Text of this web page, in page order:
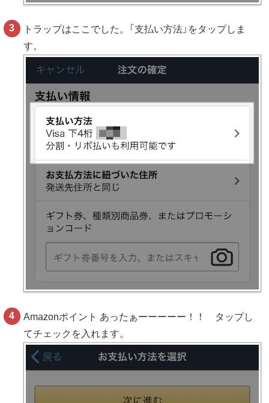
トラップはここでした。「支払い方法」をタップしま
す。
Amazonポイント あったぁーーーーー！！ タップし
てチェックを入れます。